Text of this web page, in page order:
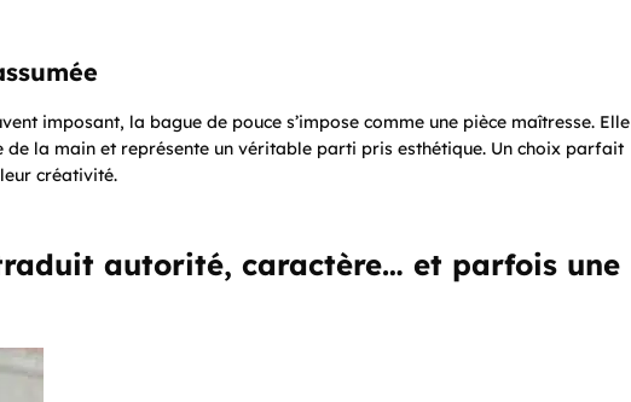
imposant, la bague de pouce s’impose comme une pièce maîtresse. Elle
la main et représente un véritable parti pris esthétique. Un choix parfait
créativité.
autorité, caractère… et parfois une